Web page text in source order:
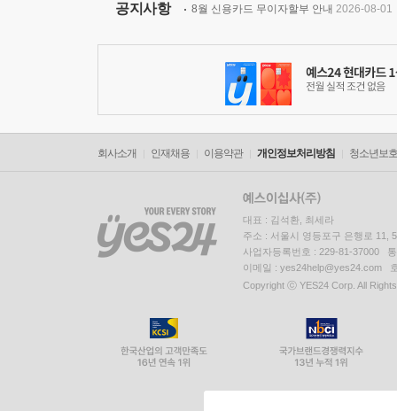
공지사항 8월 신용카드 무이자할부 안내 2026-08-01
회사소개 인재채용 이용약관 개인정보처리방침 청소년보
대표 : 김석환, 최세라
주소 : 서울시 영등포구 은행로 11,
사업자등록번호 : 229-81-37000
이메일 : yes24help@yes24.com
Copyright ⓒ YES24 Corp. All